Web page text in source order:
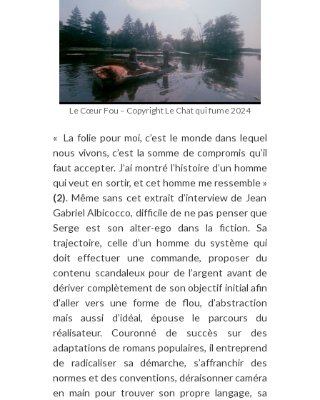
Le Cœur Fou – Copyright Le Chat qui fume 2024
« La folie pour moi, c’est le monde dans lequel
nous vivons, c’est la somme de compromis qu’il
faut accepter. J’ai montré l’histoire d’un homme
qui veut en sortir, et cet homme me ressemble »
(2). Même sans cet extrait d’interview de Jean
Gabriel Albicocco, difficile de ne pas penser que
Serge est son alter-ego dans la fiction. Sa
trajectoire, celle d’un homme du système qui
doit effectuer une commande, proposer du
contenu scandaleux pour de l’argent avant de
dériver complètement de son objectif initial afin
d’aller vers une forme de flou, d’abstraction
mais aussi d’idéal, épouse le parcours du
réalisateur. Couronné de succès sur des
adaptations de romans populaires, il entreprend
de radicaliser sa démarche, s’affranchir des
normes et des conventions, déraisonner caméra
en main pour trouver son propre langage, sa